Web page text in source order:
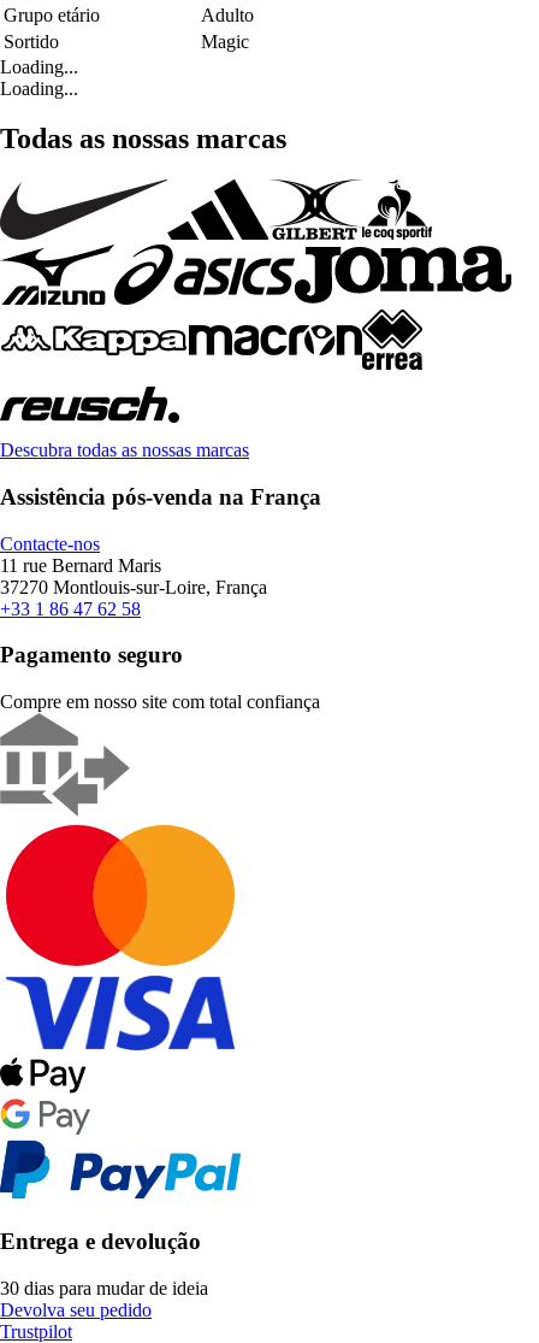
Grupo etário
Adulto
Sortido
Magic
Loading...
Loading...
Todas as nossas marcas
Descubra todas as nossas marcas
Assistência pós-venda na França
Contacte-nos
11 rue Bernard Maris
37270 Montlouis-sur-Loire, França
+33 1 86 47 62 58
Pagamento seguro
Compre em nosso site com total confiança
Entrega e devolução
30 dias para mudar de ideia
Devolva seu pedido
Trustpilot